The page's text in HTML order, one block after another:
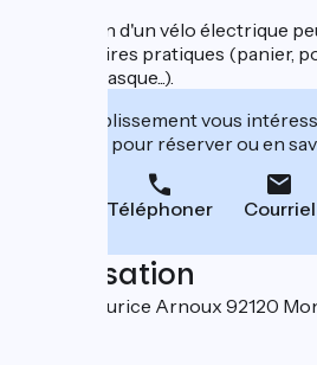
La location d'un vélo électrique
d'accessoires pratiques (panier,
sécurité, casque...).
Cet établissement vous
leur site pour réserver ou en
Téléphoner Courriel
Localisation
60 rue Maurice Arnoux 92120